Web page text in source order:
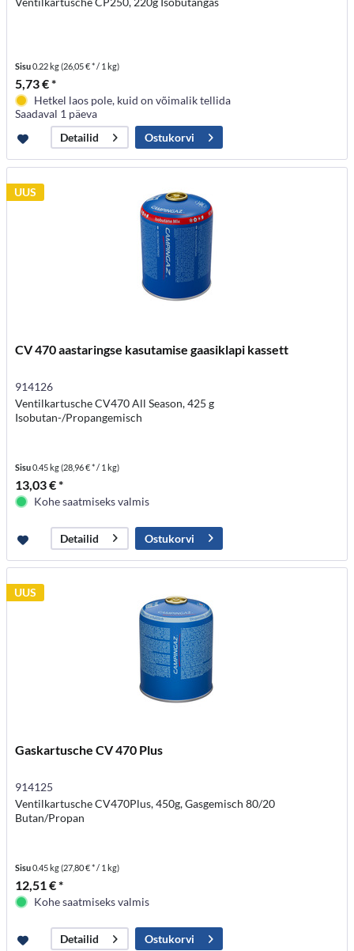
Sisu0.22 kg(26,05 € * / 1 kg)
5,73 € *
Hetkel laos pole, kuid on võimalik tellida
Saadaval 1 päeva
Detailid
Ostukorvi
UUS
CV 470 aastaringse kasutamise gaasiklapi kassett
914126
Ventilkartusche CV470 All Season, 425 g
Isobutan-/Propangemisch
Sisu0.45 kg(28,96 € * / 1 kg)
13,03 € *
Kohe saatmiseks valmis
Detailid Ostukorvi
UUS
Gaskartusche CV 470 Plus
914125
Ventilkartusche CV470Plus, 450g, Gasgemisch 80/20
Butan/Propan
Sisu0.45 kg(27,80 € * / 1 kg)
12,51 € *
Kohe saatmiseks valmis
Detailid Ostukorvi